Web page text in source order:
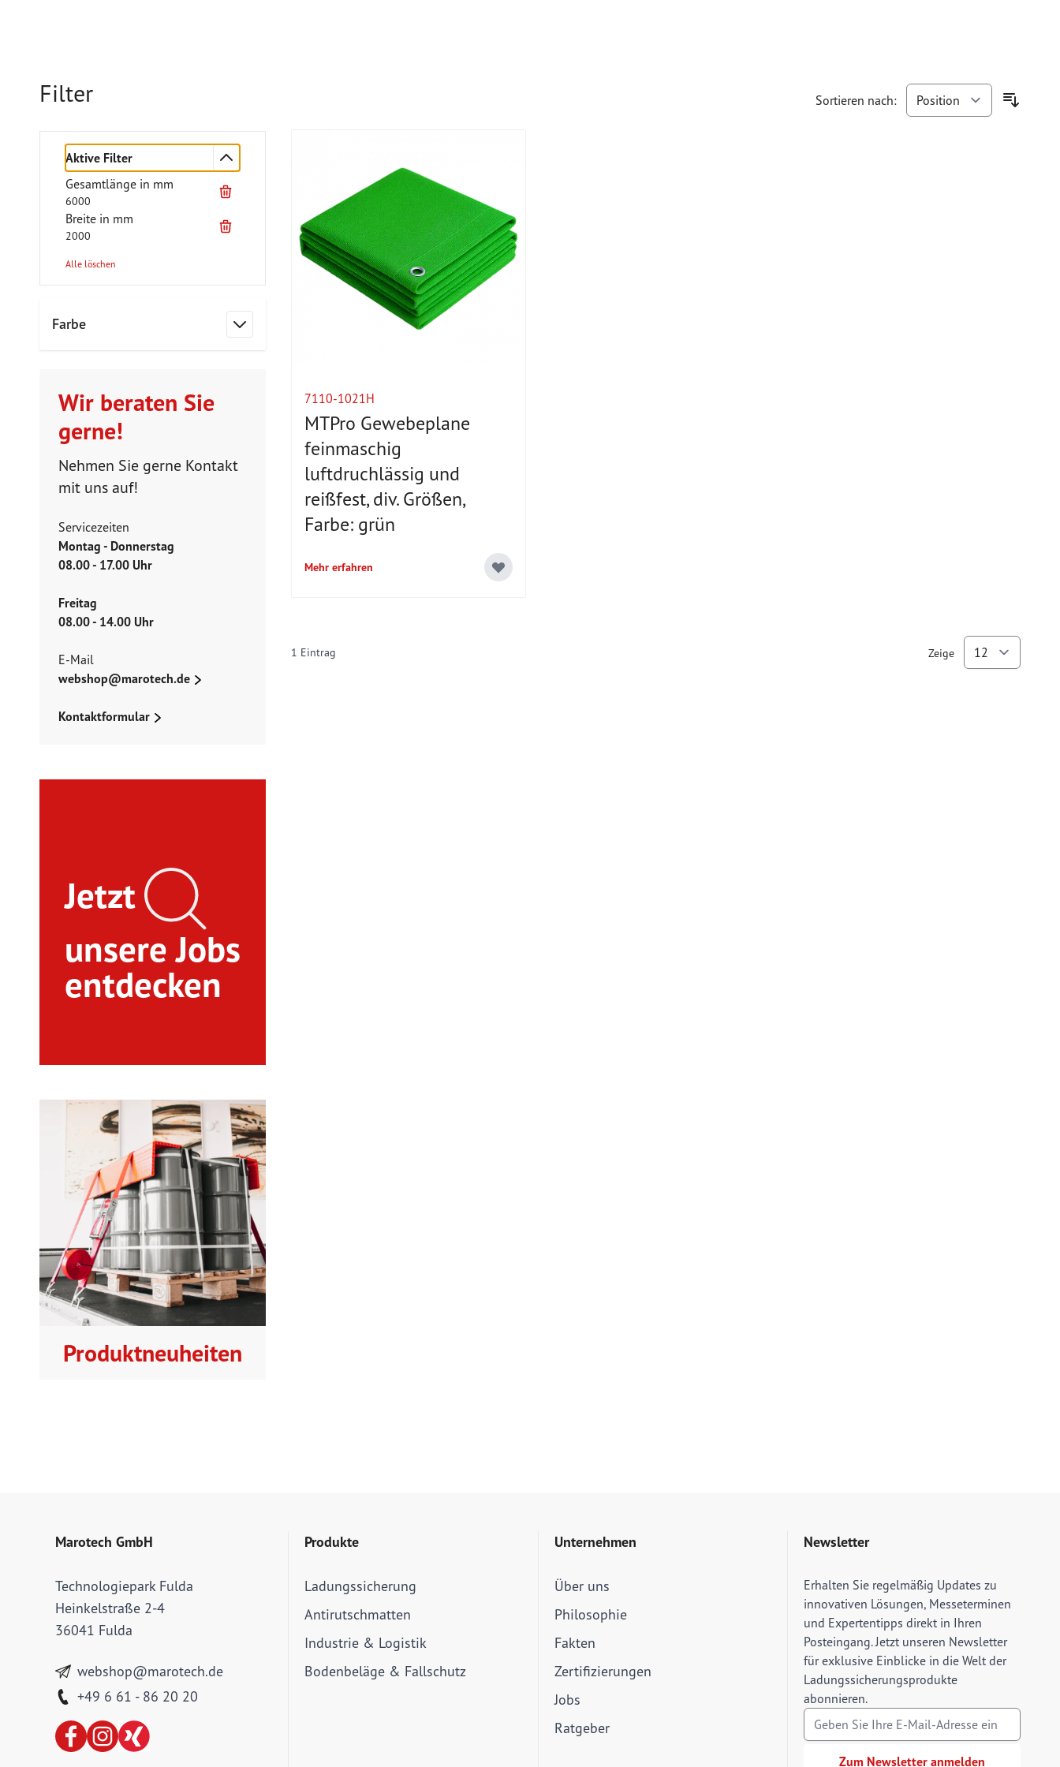
Filter
Aktive Filter
Gesamtlänge in mm
6000
Breite in mm
2000
Alle löschen
Farbe
Wir beraten Sie
gerne!
Nehmen Sie gerne Kontakt
mit uns auf!
Servicezeiten
Montag - Donnerstag
08.00 - 17.00 Uhr
Freitag
08.00 - 14.00 Uhr
E-Mail
webshop@marotech.de
Kontaktformular
Jetzt
unsere Jobs
entdecken
Produktneuheiten
Sortieren nach:
7110-1021H
MTPro Gewebeplane
feinmaschig
luftdruchlässig und
reißfest, div. Größen,
Farbe: grün
Mehr erfahren
1 Eintrag Zeige
Marotech GmbH
Technologiepark Fulda
Heinkelstraße 2-4
36041 Fulda
webshop@marotech.de
+49 6 61 - 86 20 20
Produkte
Ladungssicherung
Antirutschmatten
Industrie & Logistik
Bodenbeläge & Fallschutz
Unternehmen
Über uns
Philosophie
Fakten
Zertifizierungen
Jobs
Ratgeber
Newsletter
Erhalten Sie regelmäßig Updates zu
innovativen Lösungen, Messeterminen
und Expertentipps direkt in Ihren
Posteingang. Jetzt unseren Newsletter
für exklusive Einblicke in die Welt der
Ladungssicherungsprodukte
abonnieren.
E-Mail Adresse
Zum Newsletter anmelden